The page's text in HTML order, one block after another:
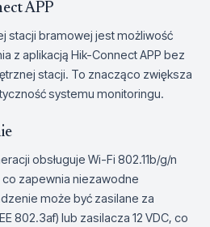
APP
stacji bramowej jest możliwość
z aplikacją Hik-Connect APP bez
stacji. To znacząco zwiększa
systemu monitoringu.
obsługuje Wi-Fi 802.11b/g/n
co zapewnia niezawodne
może być zasilane za
802.3af) lub zasilacza 12 VDC, co